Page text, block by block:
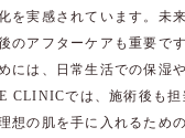
を実感されています。未
のアフターケアも重要で
には、日常生活での保湿
CLINICでは、施術後も担
想の肌を手に入れるため